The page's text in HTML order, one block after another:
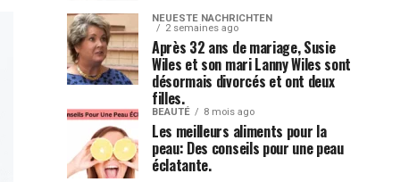
NEUESTE NACHRICHTEN
2 semaines ago
Après 32 ans de mariage, Susie
Wiles et son mari Lanny Wiles sont
désormais divorcés et ont deux
filles.
BEAUTÉ 8 mois ago
Les meilleurs aliments pour la
peau: Des conseils pour une peau
éclatante.